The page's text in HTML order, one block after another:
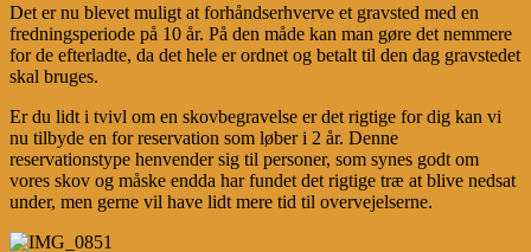
Det er nu blevet muligt at forhåndserhverve et gravsted med en
fredningsperiode på 10 år. På den måde kan man gøre det nemmere
for de efterladte, da det hele er ordnet og betalt til den dag gravstedet
skal bruges.
Er du lidt i tvivl om en skovbegravelse er det rigtige for dig kan vi
nu tilbyde en for reservation som løber i 2 år. Denne
reservationstype henvender sig til personer, som synes godt om
vores skov og måske endda har fundet det rigtige træ at blive nedsat
under, men gerne vil have lidt mere tid til overvejelserne.